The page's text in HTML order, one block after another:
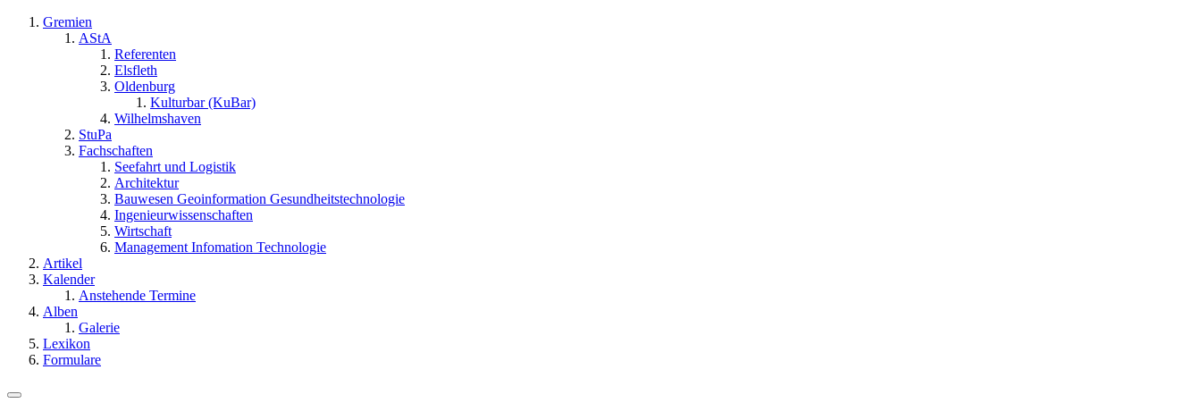
Gremien
AStA
Referenten
Elsfleth
Oldenburg
Kulturbar (KuBar)
Wilhelmshaven
StuPa
Fachschaften
Seefahrt und Logistik
Architektur
Bauwesen Geoinformation Gesundheitstechnologie
Ingenieurwissenschaften
Wirtschaft
Management Infomation Technologie
Artikel
Kalender
Anstehende Termine
Alben
Galerie
Lexikon
Formulare